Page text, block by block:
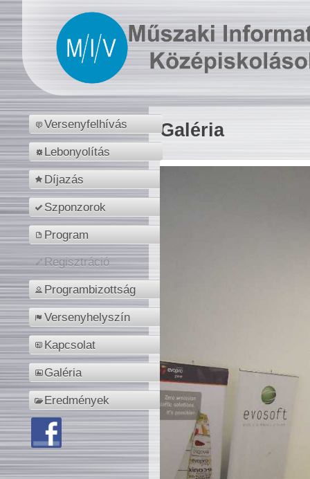
Versenyfelhívás
Lebonyolítás
Díjazás
Szponzorok
Program
Regisztráció
Programbizottság
Versenyhelyszín
Kapcsolat
Galéria
Eredmények
Galéria